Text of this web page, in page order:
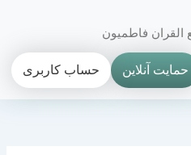
حمایت آنلاین حساب کاربری